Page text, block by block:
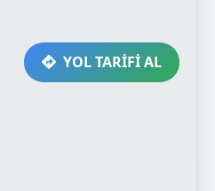
YOL TARİFİ AL